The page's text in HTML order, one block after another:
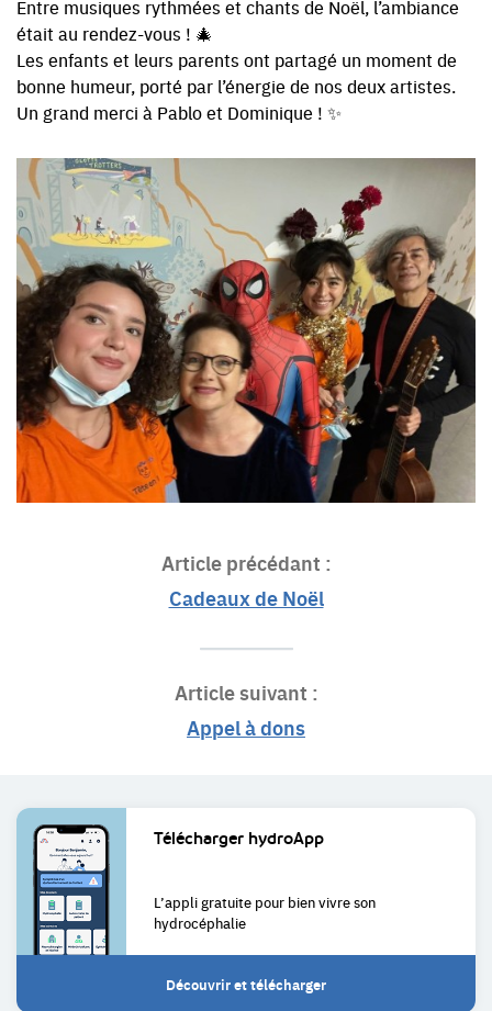
Entre musiques rythmées et chants de Noël, l’ambiance
était au rendez-vous ! 🎄
Les enfants et leurs parents ont partagé un moment de
bonne humeur, porté par l’énergie de nos deux artistes.
Un grand merci à Pablo et Dominique ! ✨
Article précédant :
Cadeaux de Noël
Article suivant :
Appel à dons
Liens
utiles
Télécharger hydroApp
L’appli gratuite pour bienvivre son
hydrocéphalie
Découvrir et télécharger